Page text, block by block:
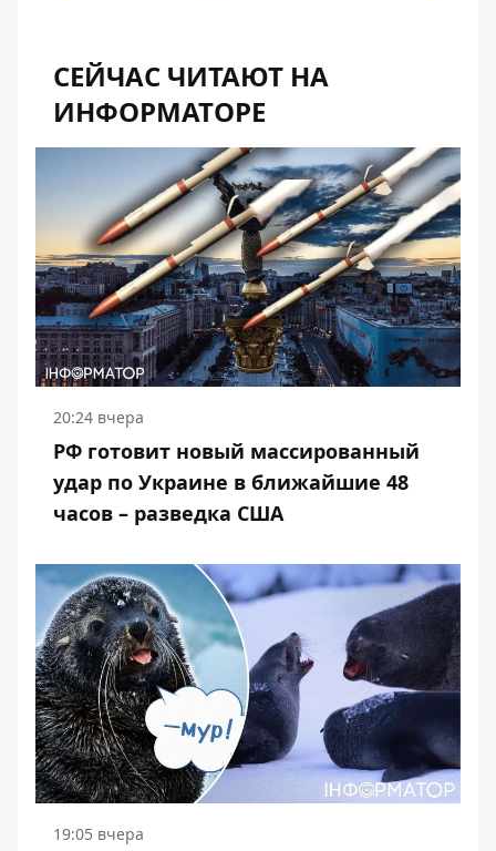
СЕЙЧАС ЧИТАЮТ НА
ИНФОРМАТОРЕ
20:24 вчера
РФ готовит новый массированный
удар по Украине в ближайшие 48
часов – разведка США
19:05 вчера